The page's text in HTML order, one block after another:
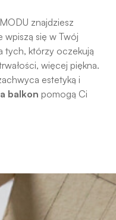
znajdziesz
wpiszą się w Twój
tych, którzy oczekują
więcej piękna.
estetyką i
balkon pomogą Ci